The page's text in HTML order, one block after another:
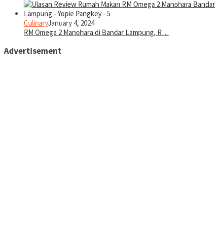
CulinaryJanuary 4, 2024
RM Omega 2 Manohara di Bandar Lampung, R…
Advertisement